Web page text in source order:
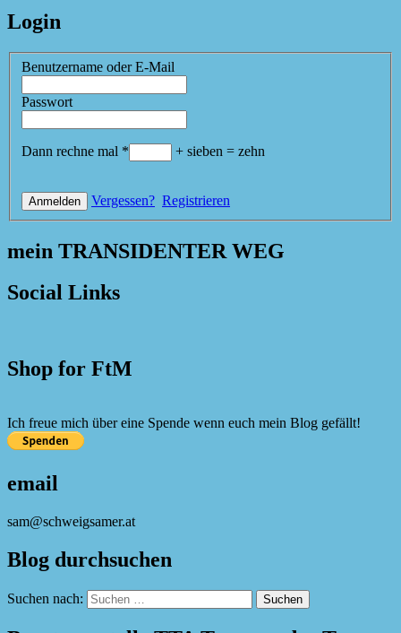
Login
Benutzername oder E-Mail
Passwort
Dann rechne mal * + sieben = zehn
Vergessen? Registrieren
mein TRANSIDENTER WEG
Social Links
Shop for FtM
Ich freue mich über eine Spende wenn euch mein Blog gefällt!
email
sam@schweigsamer.at
Blog durchsuchen
Suchen nach: